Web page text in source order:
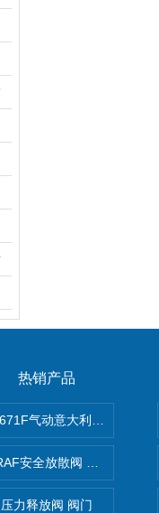
热销产品
气动意大利式薄型球阀
安全放散阀 阀生产
压力释放阀 阀门